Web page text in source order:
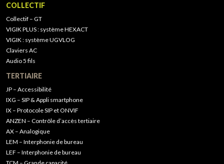
COLLECTIF
Collectif – GT
VIGIK PLUS : système HEXACT
VIGIK : système UGVLOG
Claviers AC
Audio 5 fils
TERTIAIRE
JP – Accessibilité
IXG – SIP & Appli smartphone
IX – Protocole SIP et ONVIF
ANZEN – Contrôle d’accès tertiaire
AX – Analogique
LEM – Interphonie de bureau
LEF – Interphonie de bureau